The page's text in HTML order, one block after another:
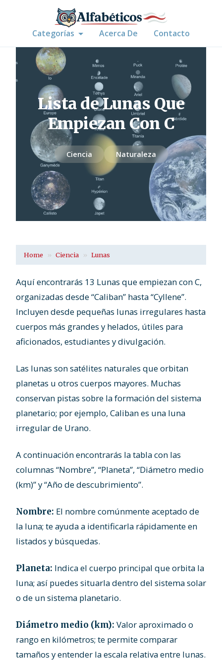
Categorías Acerca De Contacto
Lista de Lunas Que
Empiezan Con C
Ciencia Naturaleza
Home Ciencia Lunas
Aquí encontrarás 13 Lunas que empiezan con C,
organizadas desde “Caliban” hasta “Cyllene”.
Incluyen desde pequeñas lunas irregulares hasta
cuerpos más grandes y helados, útiles para
aficionados, estudiantes y divulgación.
Las lunas son satélites naturales que orbitan
planetas u otros cuerpos mayores. Muchas
conservan pistas sobre la formación del sistema
planetario; por ejemplo, Caliban es una luna
irregular de Urano.
A continuación encontrarás la tabla con las
columnas “Nombre”, “Planeta”, “Diámetro medio
(km)” y “Año de descubrimiento”.
Nombre: El nombre comúnmente aceptado de
la luna; te ayuda a identificarla rápidamente en
listados y búsquedas.
Planeta: Indica el cuerpo principal que orbita la
luna; así puedes situarla dentro del sistema solar
o de un sistema planetario.
Diámetro medio (km): Valor aproximado o
rango en kilómetros; te permite comparar
tamaños y entender la escala relativa entre lunas.